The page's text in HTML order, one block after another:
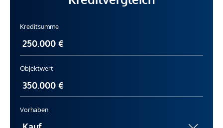
Kreditsumme
Objektwert
Vorhaben